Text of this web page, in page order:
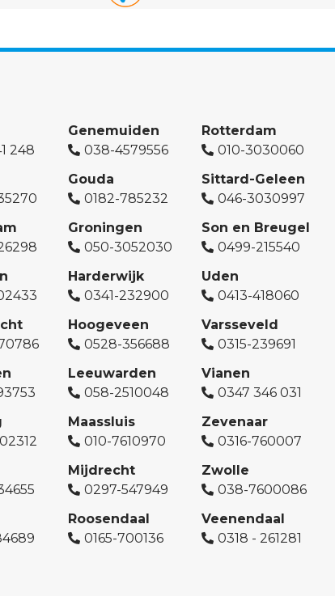
248
Genemuiden
038-4579556
Gouda
0182-785232
Groningen
050-3052030
Harderwijk
0341-232900
Hoogeveen
0528-356688
Leeuwarden
058-2510048
Maassluis
010-7610970
Mijdrecht
0297-547949
Roosendaal
0165-700136
Rotterdam
010-3030060
Sittard-Geleen
046-3030997
Son en Breugel
0499-215540
Uden
0413-418060
Varsseveld
0315-239691
Vianen
0347 346 031
Zevenaar
0316-760007
Zwolle
038-7600086
Veenendaal
0318 - 261281